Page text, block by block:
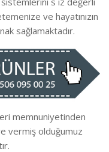
ve hayatınızın
sağlamaktadır.
memnuniyetinden
vermiş olduğumuz